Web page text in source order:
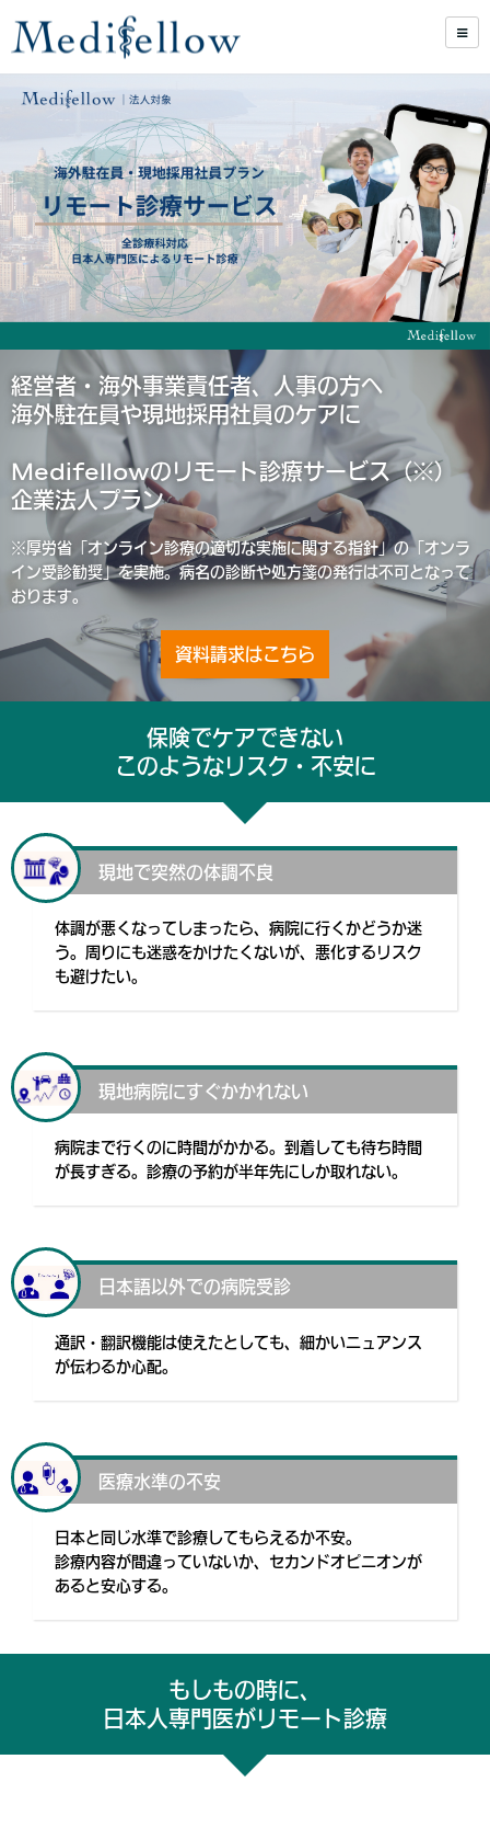
経営者・海外事業責任者、人事の方へ
海外駐在員や現地採用社員のケアに
Medifellowのリモート診療サービス（※）
企業法人プラン
※厚労省「オンライン診療の適切な実施に関する指針」の「オンラ
イン受診勧奨」を実施。病名の診断や処方箋の発行は不可となって
おります。
資料請求はこちら
保険でケアできない
このようなリスク・不安に
現地で突然の体調不良
体調が悪くなってしまったら、病院に行くかどうか迷
う。周りにも迷惑をかけたくないが、悪化するリスク
も避けたい。
現地病院にすぐかかれない
病院まで行くのに時間がかかる。到着しても待ち時間
が長すぎる。診療の予約が半年先にしか取れない。
日本語以外での病院受診
通訳・翻訳機能は使えたとしても、細かいニュアンス
が伝わるか心配。
医療水準の不安
日本と同じ水準で診療してもらえるか不安。
診療内容が間違っていないか、セカンドオピニオンが
あると安心する。
もしもの時に、
日本人専門医がリモート診療